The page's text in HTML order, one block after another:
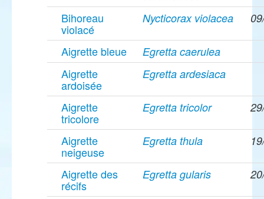
Bihoreau
violacé
Nycticorax violacea
Aigrette bleue Egretta caerulea
Aigrette
ardoisée
Egretta ardesiaca
Aigrette
tricolore
Egretta tricolor
Aigrette
neigeuse
Egretta thula
Aigrette des
récifs
Egretta gularis